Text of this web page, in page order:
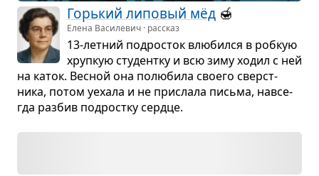
Горь­кий липо­вый мёд 🍯
Елена Василевич · рассказ
13-лет­ний под­ро­сток влю­бился в роб­кую
хруп­кую сту­дентку и всю зиму ходил с ней
на каток. Вес­ной она полю­била сво­его сверст­
ника, потом уехала и не при­слала письма, навсе­
гда раз­бив под­ростку сердце.